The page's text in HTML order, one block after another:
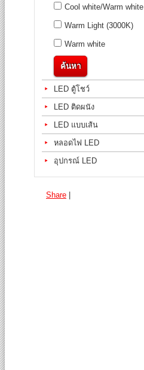
Cool white/Warm white
Warm Light (3000K)
Warm white
ค้นหา
LED ตู้โชว์
LED ติดผนัง
LED แบบเส้น
หลอดไฟ LED
อุปกรณ์ LED
Share